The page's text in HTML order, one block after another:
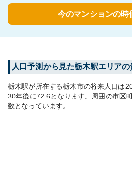
今のマンションの時
人口予測から見た栃木駅エリアの
栃木駅が所在する栃木市の将来人口は
30年後に72.6となります。 周囲の市区
数となっています。